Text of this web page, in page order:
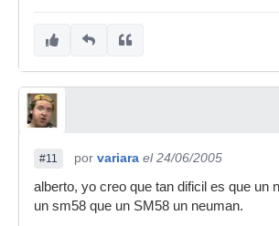
#11 por variara el 24/06/2005
alberto, yo creo que tan dificil es que un
un sm58 que un SM58 un neuman.